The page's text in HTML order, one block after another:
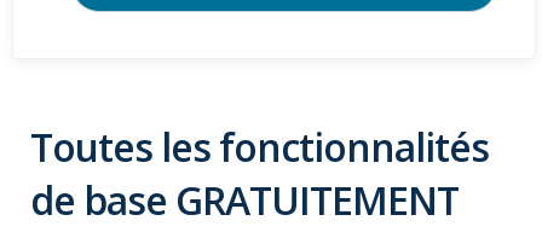
Toutes les fonctionnalités
de base GRATUITEMENT